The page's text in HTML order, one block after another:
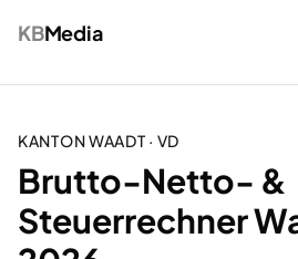
KBMedia
KANTONWAADT· VD
Brutto-Netto- &
Steuerrechner